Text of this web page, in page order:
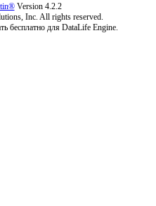
Version 4.2.2
Inc. All rights reserved.
бесплатно для DataLife Engine.